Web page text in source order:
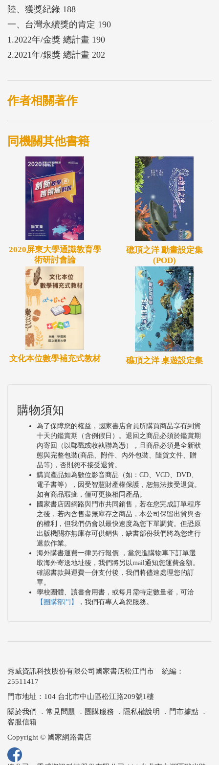
陸、獲獎紀錄 188
一、台灣永續獎的肯定 190
1.2022年/金獎 總計畫 190
2.2021年/銀獎 總計畫 202
作者相關著作
同機關其他書籍
2020屏東大學通識教育學
術研討會論
礁頂之洋 動畫設定集
(POD)
文化本位數學補充式教材 礁頂之洋 桌遊設定集
購物須知
為了保障您的權益，國家書店會員所購買商品享有到貨
十天的鑑賞期（含例假日）。退回之商品必須於鑑賞期
內寄回（以郵戳或收執聯為憑），且商品必須是全新狀
態與完整包裝(商品、附件、內外包裝、隨貨文件、贈
品等)，否則恕不接受退貨。
購買產品如為數位影音商品（如：CD、VCD、DVD、
電子書等），因受智慧財產權保護，恕無法接受退貨。
如有商品瑕疵，僅可更換相同產品。
國家書店因網路與門市共同銷售，若在您完成訂單程序
之後，若內含售盡無庫存之商品，本公司保留出貨與否
的權利，但我們仍會以最快速度為您下單調貨。但恐原
出版機關亦無庫存可供銷售，缺書部份我們將為您進行
退款作業。
海外購書運費一律另行報價 ，當您進購物車下訂單選
取海外寄送地址後，我們將另以mail通知您運費金額。
確認書款與運費一併支付後，我們將儘速處理您的訂
單。
學校團體、讀書會用書，或每月需特定數量者，可洽
【團購部門】
，我們有專人為您服務。
秀威資訊科技股份有限公司國家書店松江門市 統編：
25511417
門市地址：104 台北市中山區松江路209號1樓
關於我們
． 常見問題 ． 團購服務 ． 隱私權說明 ． 門市據點 ．
客服信箱
Copyright © 國家網路書店